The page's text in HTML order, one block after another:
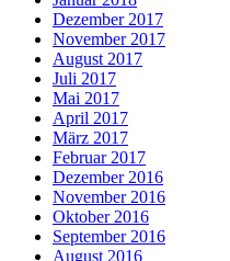
Dezember 2017
November 2017
August 2017
Juli 2017
Mai 2017
April 2017
März 2017
Februar 2017
Dezember 2016
November 2016
Oktober 2016
September 2016
August 2016